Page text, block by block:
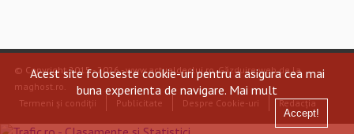
© Copyright 2015 - 2026 - www.actualdecluj.ro.Găzduire web de la
maghost.ro
Termeni și condiții
Publicitate Despre Cookie-uri Redacția
Acest site foloseste cookie-uri pentru a asigura cea mai
buna experienta de navigare. Mai mult
Accept!